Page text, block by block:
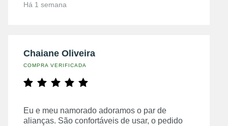
Há 1 semana
Chaiane Oliveira
COMPRA VERIFICADA
Eu e meu namorado adoramos o par de
alianças. São confortáveis de usar, o pedido